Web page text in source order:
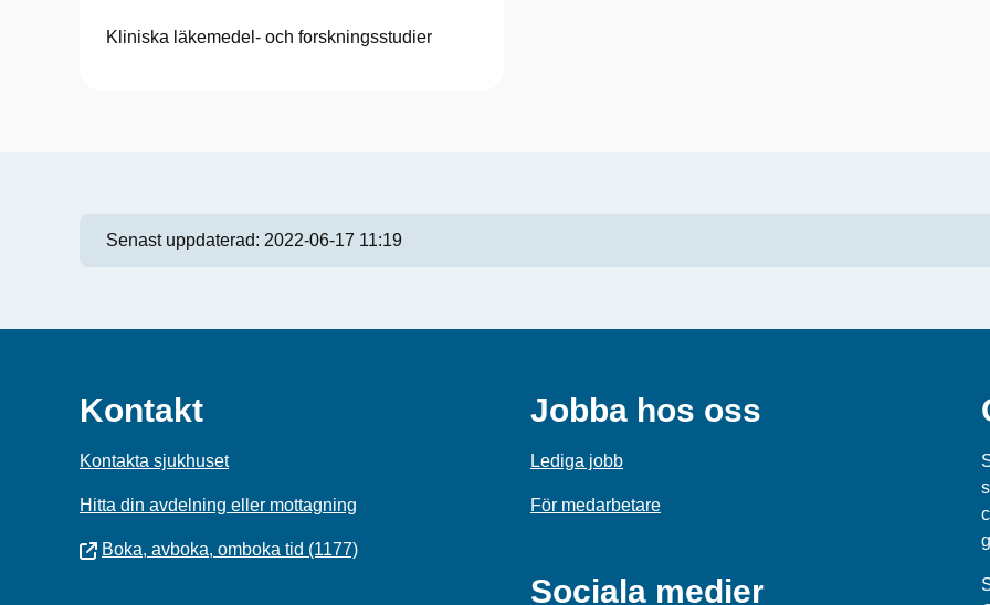
Kliniska läkemedel- och forskningsstudier
Senast uppdaterad: 2022-06-17 11:19
Kontakt
Kontakta sjukhuset
Hitta din avdelning eller mottagning
Boka, avboka, omboka tid (1177)
Jobba hos oss
Lediga jobb
För medarbetare
Sociala medier